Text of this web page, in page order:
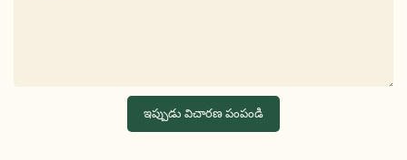
ఇప్పుడు విచారణ పంపండి